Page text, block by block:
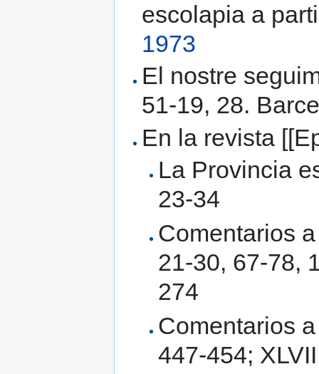
escolapia a
1973
El nostre
51-19, 28.
En la revista
La Provincia
23-34
Comentarios
21-30, 67-78,
274
Comentarios
447-454;